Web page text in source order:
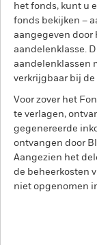
het fonds, kunt u
fonds bekijken –
aangegeven door
aandelenklasse.
aandelenklassen
verkrijgbaar bij
Voor zover het
te verlagen,
gegenereerde
ontvangen door
Aangezien het
de beheerkosten
niet opgenomen